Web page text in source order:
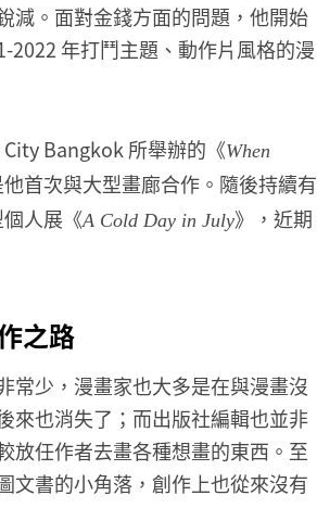
減。面對金錢方面的問題，他開始
2022 年打鬥主題、動作片風格的漫
Bangkok 所舉辦的《When
首次與大型畫廊合作。隨後持續有
人展《A Cold Day in July》，近期
之路
常少，漫畫家也大多是在與漫畫沒
來也消失了；而出版社編輯也並非
放任作者去畫各種想畫的東西。至
文書的小角落，創作上也從來沒有